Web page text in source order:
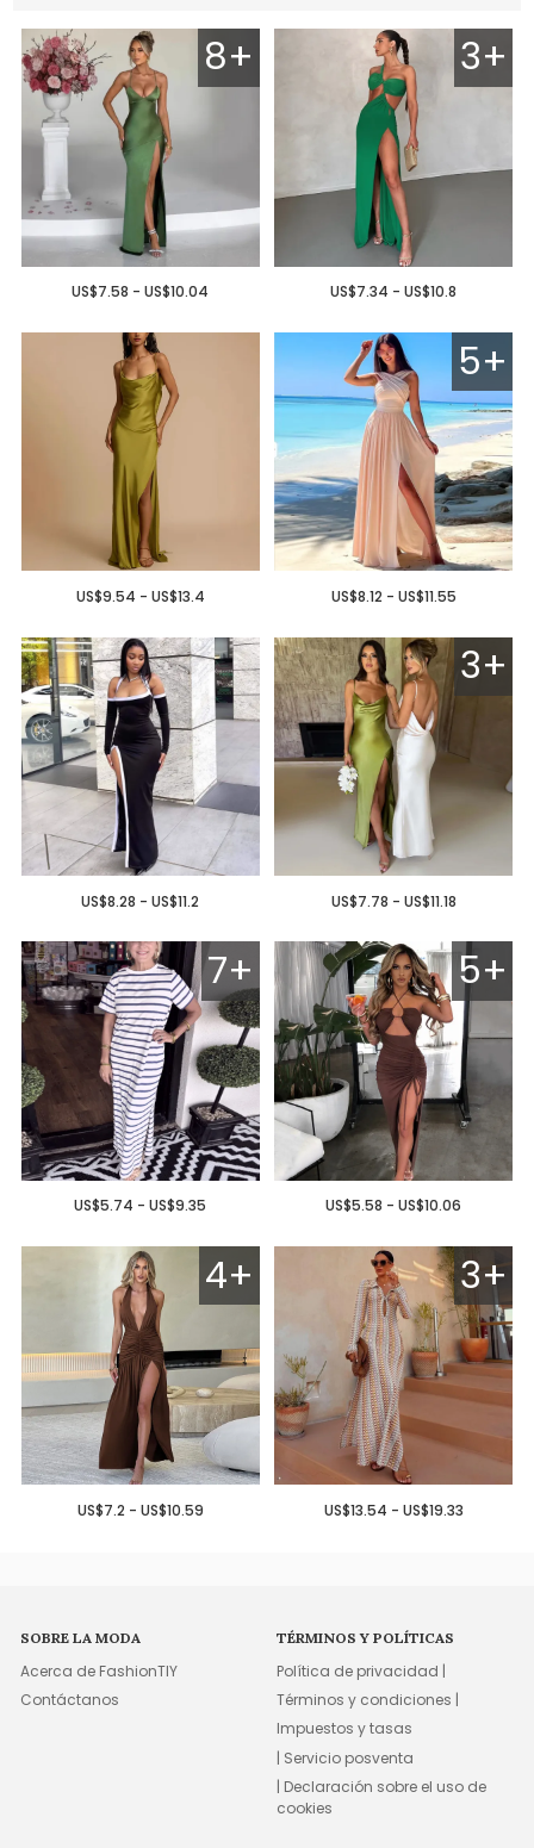
8+
US$7.58 - US$10.04
3+
US$7.34 - US$10.8
US$9.54 - US$13.4
5+
US$8.12 - US$11.55
US$8.28 - US$11.2
3+
US$7.78 - US$11.18
7+
US$5.74 - US$9.35
5+
US$5.58 - US$10.06
4+
US$7.2 - US$10.59
3+
US$13.54 - US$19.33
SOBRE LA MODA
Acerca de FashionTIY
Contáctanos
TÉRMINOS Y POLÍTICAS
Política de privacidad |
Términos y condiciones |
Impuestos y tasas
| Servicio posventa
| Declaración sobre el uso de
cookies